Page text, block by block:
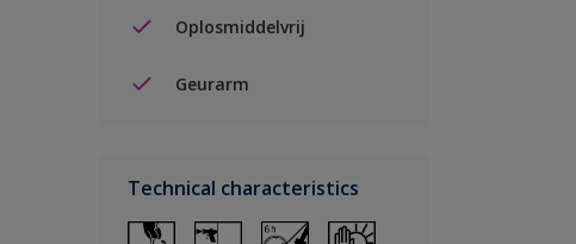
Oplosmiddelvrij
Geurarm
Technical characteristics